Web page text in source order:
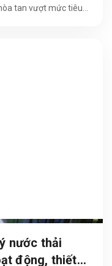
tan vượt mức tiêu
nước thải
động, thiết